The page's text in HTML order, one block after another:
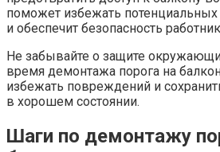
поможет избежать потенциальных
и обеспечит безопасность
Не забывайте о защите
время демонтажа порога на
избежать повреждений и
в хорошем состоянии.​
Шаги по демонтажу